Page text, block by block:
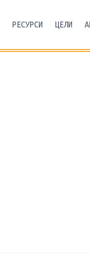
РЕСУРСИ ЦЕЛИ